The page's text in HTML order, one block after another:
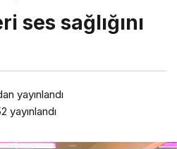
ses sağlığını
yayınlandı
yayınlandı